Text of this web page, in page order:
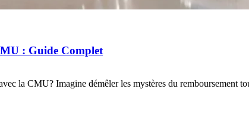
: Guide Complet
la CMU? Imagine démêler les mystères du remboursement